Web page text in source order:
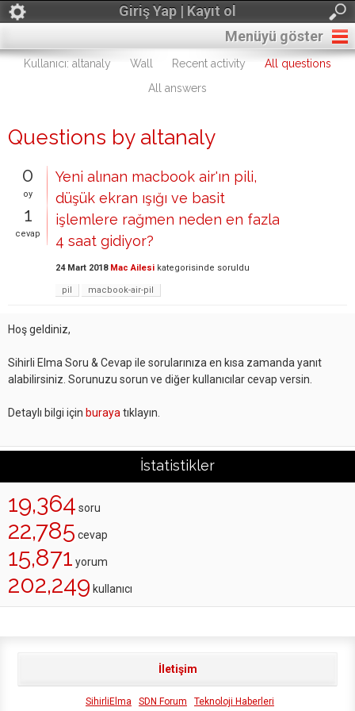
Giriş Yap | Kayıt ol
Menüyü göster
Kullanıcı: altanaly Wall Recent activity
All questions
All answers
Questions by altanaly
0
oy
1
cevap
Yeni alınan macbook air'ın pili,
düşük ekran ışığı ve basit
işlemlere rağmen neden en fazla
4 saat gidiyor?
24 Mart 2018 Mac Ailesi kategorisinde soruldu
pil macbook-air-pil
Hoş geldiniz,
Sihirli Elma Soru & Cevap ile sorularınıza en kısa zamanda yanıt
alabilirsiniz. Sorunuzu sorun ve diğer kullanıcılar cevap versin.
Detaylı bilgi için buraya tıklayın.
İstatistikler
19,364 soru
22,785 cevap
15,871 yorum
202,249 kullanıcı
İletişim
SihirliElma SDN Forum
Teknoloji Haberleri